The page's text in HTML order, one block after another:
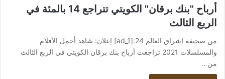
أرباح "بنك برقان" الكويتي تتراجع 14 بالمئة في
الربع الثالث
من صحيفة اشراق العالم 24:[ad_1] إعلان: شاهد أجمل الأفلام
والمسلسلات 2021 تراجعت أرباح بنك برقان الكويتي في الربع الثالث
من…